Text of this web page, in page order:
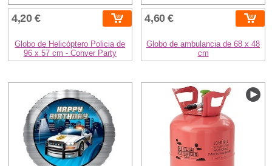
4,20 €
Globo de Helicóptero Policia de
96 x 57 cm - Conver Party
4,60 €
Globo de ambulancia de 68 x 48
cm